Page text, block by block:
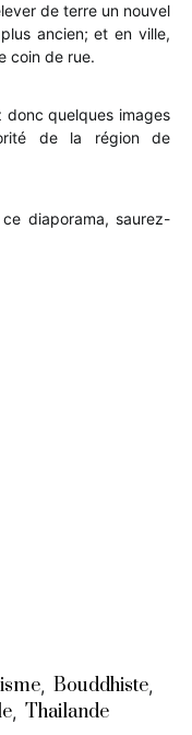
de terre un nouvel
ancien; et en ville,
coin de rue.
donc quelques images
de la région de
diaporama, saurez-
, Bouddhiste,
, Thailande